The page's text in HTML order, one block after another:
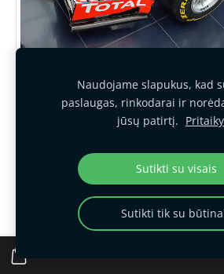
Naudojame slapukus, kad
paslaugas, rinkodarai ir
jūsų patirtį.
Sutikti su visais
Sutikti tik su